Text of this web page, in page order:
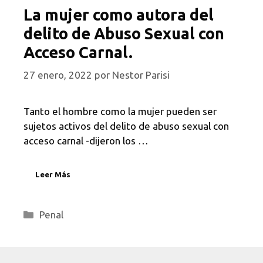
La mujer como autora del
delito de Abuso Sexual con
Acceso Carnal.
27 enero, 2022 por Nestor Parisi
Tanto el hombre como la mujer pueden ser
sujetos activos del delito de abuso sexual con
acceso carnal -dijeron los …
Leer Más
Categorías
Penal